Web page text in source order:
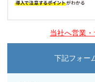
当社へ営業
下記フォー